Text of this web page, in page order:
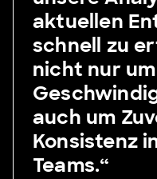
aktuellen
schnell zu
nicht nur um
auch um
Konsistenz
Teams.“